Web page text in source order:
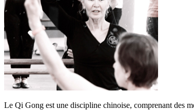
Le Qi Gong est une discipline chinoise, comprenant des